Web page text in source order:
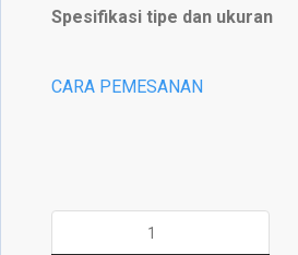
Spesifikasi tipe dan ukuran
CARA PEMESANAN